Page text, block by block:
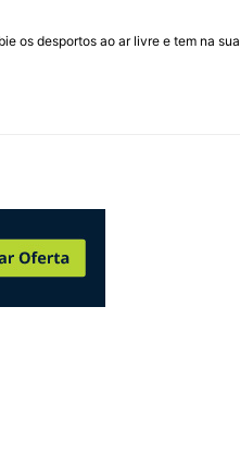
os desportos ao ar livre e tem na sua